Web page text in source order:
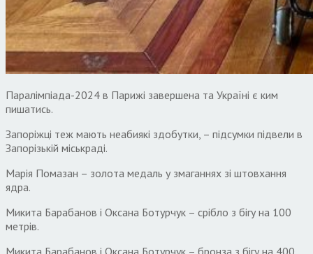
Паралімпіада-2024 в Парижі завершена та Україні є ким
пишатись.
Запоріжці теж мають неабиякі здобутки, – підсумки підвели в
Запорізькій міськраді.
Марія Помазан – золота медаль у змаганнях зі штовхання
ядра.
Микита Барабанов і Оксана Ботурчук – срібло з бігу на 100
метрів.
Микита Барабанов і Оксана Ботурчук – бронза з бігу на 400